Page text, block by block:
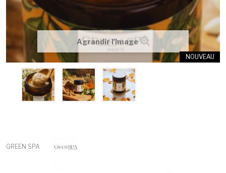
Agrandir l'image
NOUVEAU
GREEN SPA